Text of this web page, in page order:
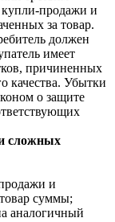
купли-продажи и
за товар.
должен
имеет
причиненных
качества. Убытки
о защите
сложных
и
суммы;
аналогичный